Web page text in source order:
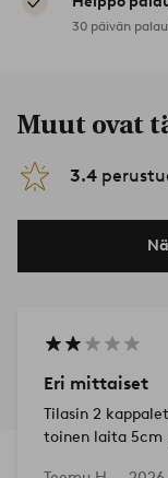
30 päivän
Muut ovat
3.4
Eri mittaiset
Tilasin 2
toinen laita 5cm